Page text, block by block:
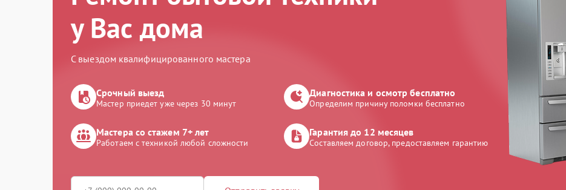
у Вас дома
С выездом квалифицированного мастера
Срочный выезд
Мастер приедет уже через 30 минут
Диагностика и осмотр бесплатно
Определим причину поломки бесплатно
Мастера со стажем 7+ лет
Работаем с техникой любой сложности
Гарантия до 12 месяцев
Составляем договор, предоставляем гарантию